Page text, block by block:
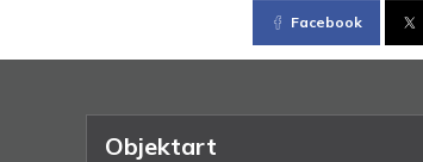
Facebook
Objektart